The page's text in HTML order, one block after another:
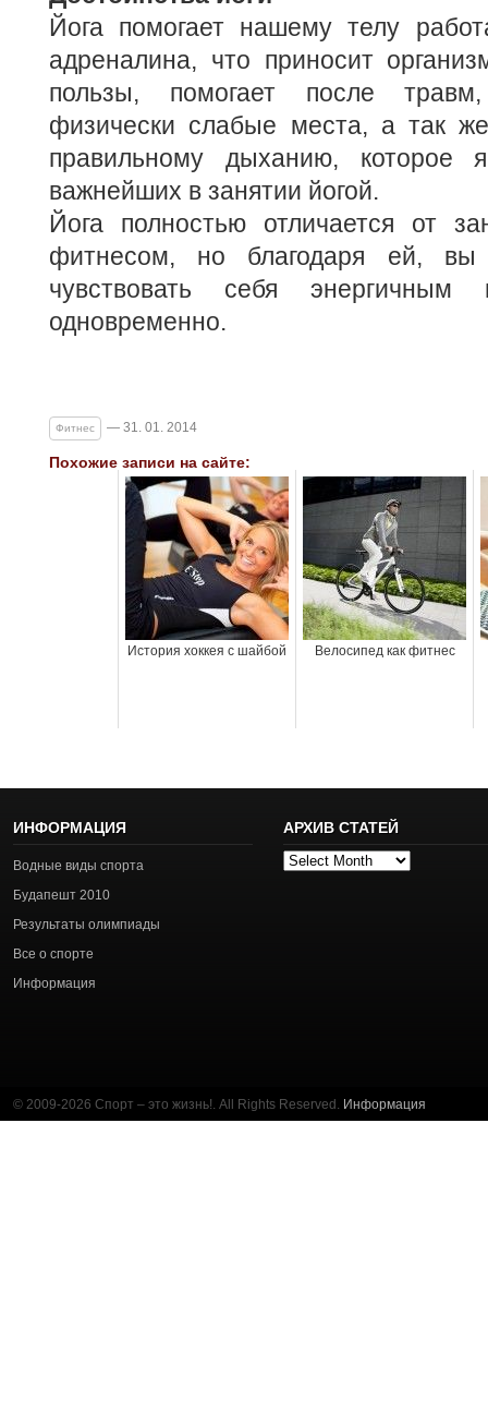
Йога помогает нашему телу
адреналина, что приносит
пользы, помогает после
физически слабые места, а так
правильному дыханию, которое
важнейших в занятии йогой.
Йога полностью отличается от
фитнесом, но благодаря ей, вы
чувствовать себя энергичным
одновременно.
Фитнес — 31. 01. 2014
Похожие записи на сайте:
История хоккея с шайбой Велосипед как фитнес
ИНФОРМАЦИЯ
Водные виды спорта
Будапешт 2010
Результаты олимпиады
Все о спорте
Информация
АРХИВ СТАТЕЙ
Архив
© 2009-2026 Спорт – это жизнь!. All Rights Reserved. Информация